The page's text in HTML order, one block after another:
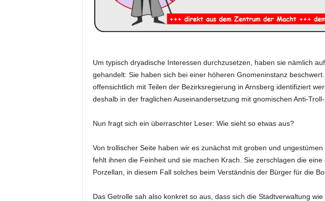
Um typisch dryadische Interessen durchzusetzen, haben sie nämlich
gehandelt: Sie haben sich bei einer höheren Gnomeninstanz
offensichtlich mit Teilen der Bezirksregierung in Arnsberg identifiziert
deshalb in der fraglichen Auseinandersetzung mit gnomischen Anti-
Nun fragt sich ein überraschter Leser: Wie sieht so etwas aus?
Von trollischer Seite haben wir es zunächst mit groben und
fehlt ihnen die Feinheit und sie machen Krach. Sie zerschlagen die eine
Porzellan, in diesem Fall solches beim Verständnis der Bürger für die
Das Getrolle sah also konkret so aus, dass sich die Stadtverwaltung